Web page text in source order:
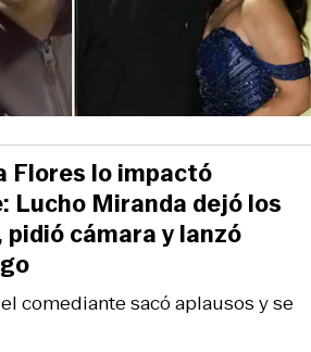
comediante sacó aplausos y se
Flores lo impactó
Lucho Miranda dejó los
cámara y lanzó